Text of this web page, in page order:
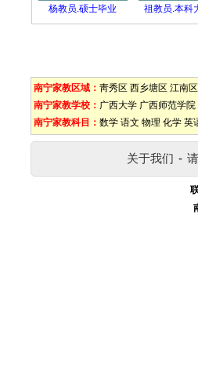
杨教员.硕士毕业 祖教员.本科
南宁家教区域： 靑秀区 西乡塘区 江南区
南宁家教学校： 广西大学 广西师范学院
南宁家教科目： 数学 语文 物理 化学 英
关于我们 -